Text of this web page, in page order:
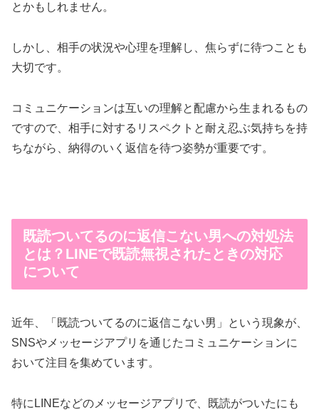
とかもしれません。
しかし、相手の状況や心理を理解し、焦らずに待つことも
大切です。
コミュニケーションは互いの理解と配慮から生まれるもの
ですので、相手に対するリスペクトと耐え忍ぶ気持ちを持
ちながら、納得のいく返信を待つ姿勢が重要です。
既読ついてるのに返信こない男への対処法
とは？LINEで既読無視されたときの対応
について
近年、「既読ついてるのに返信こない男」という現象が、
SNSやメッセージアプリを通じたコミュニケーションに
おいて注目を集めています。
特にLINEなどのメッセージアプリで、既読がついたにも